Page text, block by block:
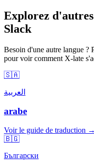
Explorez
Slack
Besoin d'une autre langue ?
pour voir comment X-late
🇸🇦
العربية
arabe
Voir le guide de traduction →
🇧🇬
Български